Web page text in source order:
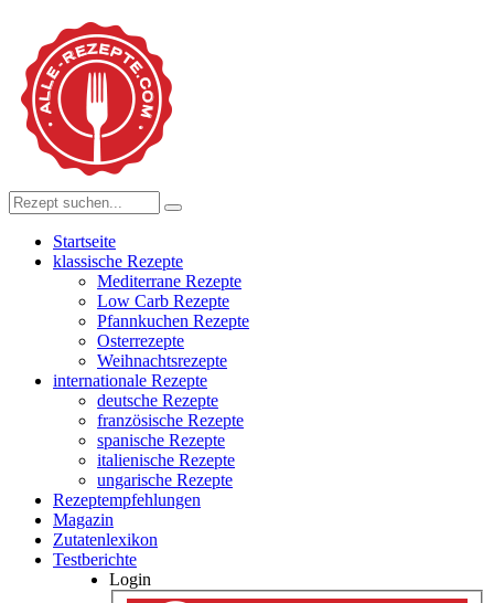
Startseite
klassische Rezepte
Mediterrane Rezepte
Low Carb Rezepte
Pfannkuchen Rezepte
Osterrezepte
Weihnachtsrezepte
internationale Rezepte
deutsche Rezepte
französische Rezepte
spanische Rezepte
italienische Rezepte
ungarische Rezepte
Rezeptempfehlungen
Magazin
Zutatenlexikon
Testberichte
Login